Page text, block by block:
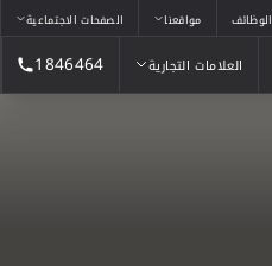
الوظائف مواقعنا الصفحات الاجتماعية
العلامات التجارية 1846464